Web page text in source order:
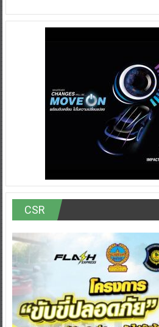
CSR